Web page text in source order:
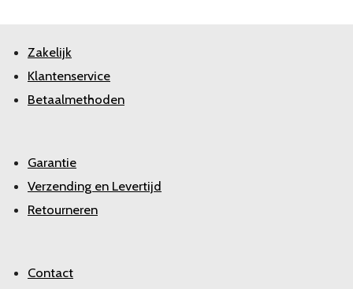
Zakelijk
Klantenservice
Betaalmethoden
Garantie
Verzending en Levertijd
Retourneren
Contact